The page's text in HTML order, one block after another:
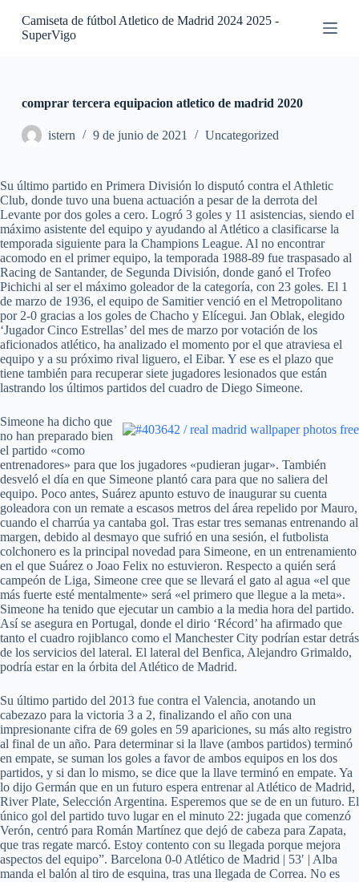
S
e
n
i
d
o
Camiseta de fútbol Atletico de Madrid 2024 2025 -
SuperVigo
comprar tercera equipacion atletico de madrid 2020
istern 9 de junio de 2021 Uncategorized
Su último partido en Primera División lo disputó contra el Athletic
Club, donde tuvo una buena actuación a pesar de la derrota del
Levante por dos goles a cero. Logró 3 goles y 11 asistencias, siendo el
máximo asistente del equipo y ayudando al Atlético a clasificarse la
temporada siguiente para la Champions League. Al no encontrar
acomodo en el primer equipo, la temporada 1988-89 fue traspasado al
Racing de Santander, de Segunda División, donde ganó el Trofeo
Pichichi al ser el máximo goleador de la categoría, con 23 goles. El 1
de marzo de 1936, el equipo de Samitier venció en el Metropolitano
por 2-0 gracias a los goles de Chacho y Elícegui. Jan Oblak, elegido
‘Jugador Cinco Estrellas’ del mes de marzo por votación de los
aficionados atlético, ha analizado el momento por el que atraviesa el
equipo y a su próximo rival liguero, el Eibar. Y ese es el plazo que
tiene también para recuperar siete jugadores lesionados que están
lastrando los últimos partidos del cuadro de Diego Simeone.
Simeone ha dicho que
no han preparado bien
el partido «como
entrenadores» para que los jugadores «pudieran jugar». También
desveló el día en que Simeone plantó cara para que no saliera del
equipo. Poco antes, Suárez apunto estuvo de inaugurar su cuenta
goleadora con un remate a escasos metros del área repelido por Mauro,
cuando el charrúa ya cantaba gol. Tras estar tres semanas entrenando al
margen, debido al desmayo que sufrió en una sesión, el futbolista
colchonero es la principal novedad para Simeone, en un entrenamiento
en el que Suárez o Joao Felix no estuvieron. Respecto a quién será
campeón de Liga, Simeone cree que se llevará el gato al agua «el que
más fuerte esté mentalmente» será «el primero que llegue a la meta».
Simeone ha tenido que ejecutar un cambio a la media hora del partido.
Así se asegura en Portugal, donde el dirio ‘Récord’ ha afirmado que
tanto el cuadro rojiblanco como el Manchester City podrían estar detrás
de los servicios del lateral. El lateral del Benfica, Alejandro Grimaldo,
podría estar en la órbita del Atlético de Madrid.
Su último partido del 2013 fue contra el Valencia, anotando un
cabezazo para la victoria 3 a 2, finalizando el año con una
impresionante cifra de 69 goles en 59 apariciones, su más alto registro
al final de un año. Para determinar si la llave (ambos partidos) terminó
en empate, se suman los goles a favor de ambos equipos en los dos
partidos, y si dan lo mismo, se dice que la llave terminó en empate. Ya
lo dijo Germán que en un futuro espera entrenar al Atlético de Madrid,
River Plate, Selección Argentina. Esperemos que se de en un futuro. El
único gol del partido tuvo lugar en el minuto 22: jugada que comenzó
Verón, centró para Román Martínez que dejó de cabeza para Zapata,
que tras regate marcó. Estoy contento con su llegada porque mejora
aspectos del equipo”. Barcelona 0-0 Atlético de Madrid | 53′ | Alba
manda el balón al tiro de esquina, tras una llegada de Correa. No es